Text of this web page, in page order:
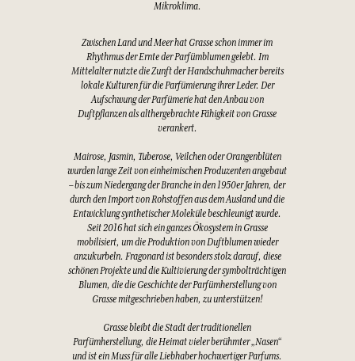
Mikroklima.
Zwischen Land und Meer hat Grasse schon immer im
Rhythmus der Ernte der Parfümblumen gelebt. Im
Mittelalter nutzte die Zunft der Handschuhmacher bereits
lokale Kulturen für die Parfümierung ihrer Leder. Der
Aufschwung der Parfümerie hat den Anbau von
Duftpflanzen als althergebrachte Fähigkeit von Grasse
verankert.
Mairose, Jasmin, Tuberose, Veilchen oder Orangenblüten
wurden lange Zeit von einheimischen Produzenten angebaut
– bis zum Niedergang der Branche in den 1950er Jahren, der
durch den Import von Rohstoffen aus dem Ausland und die
Entwicklung synthetischer Moleküle beschleunigt wurde.
Seit 2016 hat sich ein ganzes Ökosystem in Grasse
mobilisiert, um die Produktion von Duftblumen wieder
anzukurbeln. Fragonard ist besonders stolz darauf, diese
schönen Projekte und die Kultivierung der symbolträchtigen
Blumen, die die Geschichte der Parfümherstellung von
Grasse mitgeschrieben haben, zu unterstützen!
Grasse bleibt die Stadt der traditionellen
Parfümherstellung, die Heimat vieler berühmter „Nasen“
und ist ein Muss für alle Liebhaber hochwertiger Parfums.